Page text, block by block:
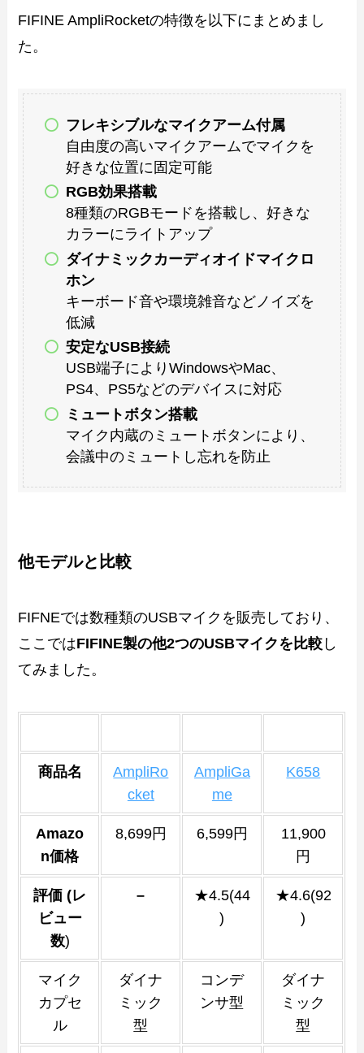
FIFINE AmpliRocketの特徴を以下にまとめまし
た。
フレキシブルなマイクアーム付属
自由度の高いマイクアームでマイクを
好きな位置に固定可能
RGB効果搭載
8種類のRGBモードを搭載し、好きな
カラーにライトアップ
ダイナミックカーディオイドマイクロ
ホン
キーボード音や環境雑音などノイズを
低減
安定なUSB接続
USB端子によりWindowsやMac、
PS4、PS5などのデバイスに対応
ミュートボタン搭載
マイク内蔵のミュートボタンにより、
会議中のミュートし忘れを防止
他モデルと比較
FIFNEでは数種類のUSBマイクを販売しており、
ここではFIFINE製の他2つのUSBマイクを比較 し
てみました。
商品名
AmpliRo
cket
AmpliGa
me
K658
Amazo
n価格
8,699円 6,599円
11,900
円
評価 (レ
ビュー
数)
–
★4.5(44
)
★4.6(92
)
マイク
カプセ
ル
ダイナ
ミック
型
コンデ
ンサ型
ダイナ
ミック
型